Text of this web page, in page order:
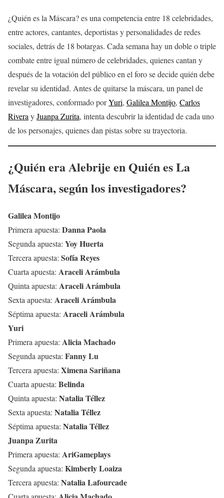
¿Quién es la Máscara? es una competencia entre 18 celebridades,
entre actores, cantantes, deportistas y personalidades de redes
sociales, detrás de 18 botargas. Cada semana hay un doble o triple
combate entre igual número de celebridades, quienes cantan y
después de la votación del público en el foro se decide quién debe
revelar su identidad. Antes de quitarse la máscara, un panel de
investigadores, conformado porYuri, Galilea Montijo, Carlos
Rivera yJuanpa Zurita, intenta descubrir la identidad de cada uno
de los personajes, quienes dan pistas sobre su trayectoria.
¿Quién era Alebrije en Quién es La
Máscara, según los investigadores?
Galilea Montijo
Primera apuesta: Danna Paola
Segunda apuesta: Yoy Huerta
Tercera apuesta: Sofía Reyes
Cuarta apuesta: Araceli Arámbula
Quinta apuesta: Araceli Arámbula
Sexta apuesta: Araceli Arámbula
Séptima apuesta: Araceli Arámbula
Yuri
Primera apuesta: Alicia Machado
Segunda apuesta: Fanny Lu
Tercera apuesta: Ximena Sariñana
Cuarta apuesta: Belinda
Quinta apuesta: Natalia Téllez
Sexta apuesta: Natalia Téllez
Séptima apuesta: Natalia Téllez
Juanpa Zurita
Primera apuesta: AriGameplays
Segunda apuesta: Kimberly Loaiza
Tercera apuesta: Natalia Lafourcade